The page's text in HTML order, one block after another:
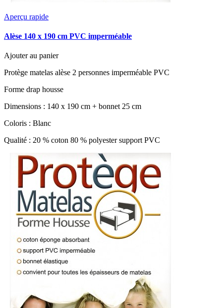
Aperçu rapide
Alèse 140 x 190 cm PVC imperméable
Ajouter au panier
Protège matelas alèse 2 personnes imperméable PVC
Forme drap housse
Dimensions : 140 x 190 cm + bonnet 25 cm
Coloris : Blanc
Qualité : 20 % coton 80 % polyester support PVC